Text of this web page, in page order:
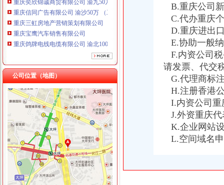
重庆信同广告有限公司 渝沙50万 （工商注册）
重庆三虹房地产营销策划有限公司
重庆宝鹰汽车销售有限公司
重庆鸽牌电线电缆有限公司 渝北10010万 (进出口权)
重庆傲志众达投资咨询有限责任公司 渝九1000万 （增资）
重庆臣夫商贸有限公司 （执照专让）
重庆卿倾商贸有限责任公司 渝江100万 （工商注册）
重庆国洪体育设施有限公司
重庆星竣贸易有限责任公司 渝中100万 （进出口权）
重庆海谛升进出口贸易有限公司 渝北100万 （进出口权）
重庆奕欣锦诚商贸有限公司 渝九50万 （工商注册）
重庆信同广告有限公司 渝沙50万 （工商注册）
重庆三虹房地产营销策划有限公司
重庆宝鹰汽车销售有限公司
公司位置（地图）
一般纳税人查询
全国企业增值税一般纳税人资质查询-个人帮助中心-卓博人才网
【转让一般纳税人|转让一般纳税人内容汇总】_转让一般纳税人专题-
一般纳税人查询
重庆一般纳税人资格查询
一般纳税人查询一般纳税人查询
重庆一般纳税人资格查询：http://218.70.65.72:3002/fpcx/
重庆一般纳税人申请：路源咨询—专业代办安全生产许可证-重庆爱问
一般纳税人信息查询
一般纳税人查询
B.重庆公司
C.代办重庆
D.重庆进出
E.协助一般
F.内资公司
请发票、代交
G.代理商标
H.注册香港
I.内资公司重
J.外资重庆代
K.企业网站
L.空间域名